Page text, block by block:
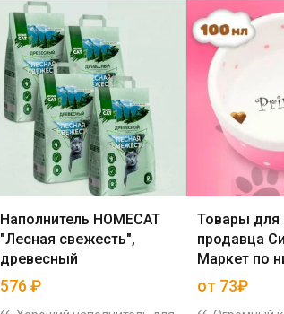
Наполнитель HOMECAT
"Лесная свежесть",
древесный
576₽
Товары для
продавца
Маркет по
от 73₽